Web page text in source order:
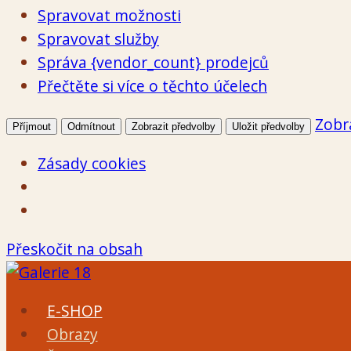
Spravovat možnosti
Spravovat služby
Správa {vendor_count} prodejců
Přečtěte si více o těchto účelech
Příjmout Odmítnout Zobrazit předvolby Uložit předvolby
Zásady cookies
Přeskočit na obsah
E-SHOP
Obrazy